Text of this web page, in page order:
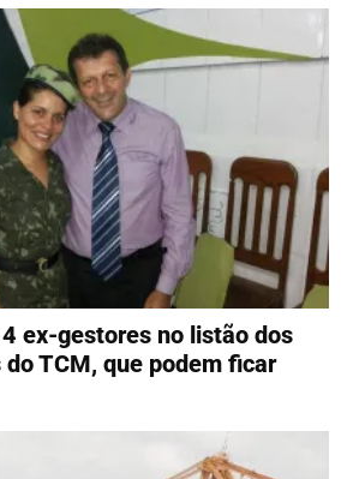
ex-gestores no listão dos
TCM, que podem ficar